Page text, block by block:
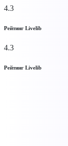
4.3
Рейтинг Livelib
4.3
Рейтинг Livelib